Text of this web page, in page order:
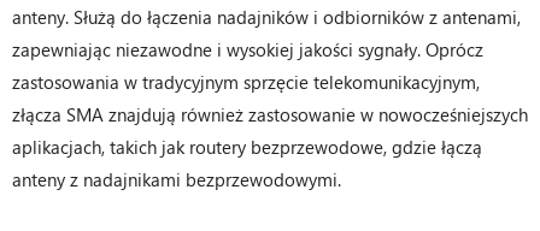
anteny. Służą do łączenia nadajników i odbiorników z antenami,
zapewniając niezawodne i wysokiej jakości sygnały. Oprócz
zastosowania w tradycyjnym sprzęcie telekomunikacyjnym,
złącza SMA znajdują również zastosowanie w nowocześniejszych
aplikacjach, takich jak routery bezprzewodowe, gdzie łączą
anteny z nadajnikami bezprzewodowymi.